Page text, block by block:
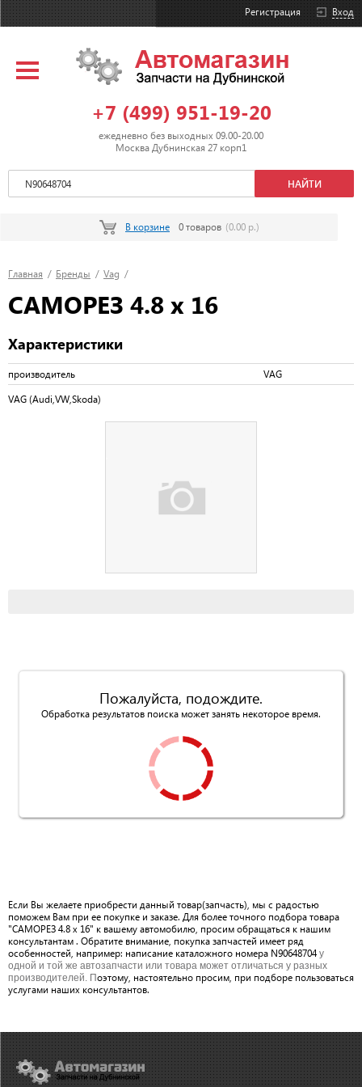
Вход
Регистрация
+7 (499) 951-19-20
ежедневно без выходных 09.00-20.00
Москва Дубнинская 27 корп1
В корзине 0 товаров (0.00 р.)
Главная / Бренды / Vag /
САМОРЕЗ 4.8 x 16
Характеристики
производитель VAG
VAG (Audi,VW,Skoda)
Пожалуйста, подождите.
Обработка результатов поиска может занять некоторое время.
Если Вы желаете приобрести данный товар(запчасть), мы с радостью
поможем Вам при ее покупке и заказе. Для более точного подбора товара
"САМОРЕЗ 4.8 x 16" к вашему автомобилю, просим обращаться к нашим
консультантам . Обратите внимание, покупка запчастей имеет ряд
особенностей, например: написание каталожного номера N90648704 у
одной и той же автозапчасти или товара может отличаться у разных
производителей. Поэтому, настоятельно просим, при подборе пользоваться
услугами наших консультантов.